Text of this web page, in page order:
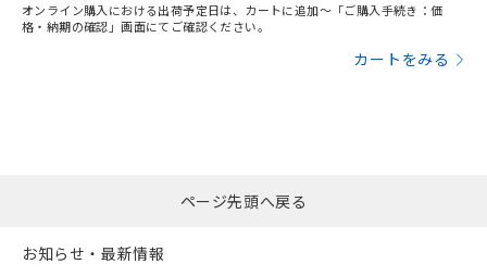
オンライン購入における出荷予定日は、カートに追加～「ご購入手続き：価
格・納期の確認」画面にてご確認ください。
カートをみる
ページ先頭へ戻る
お知らせ・最新情報